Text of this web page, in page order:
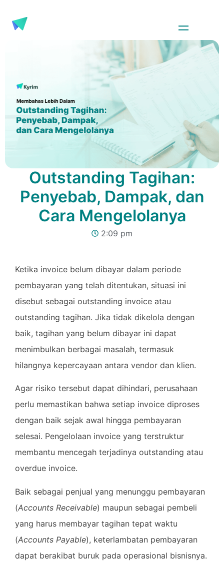
Outstanding Tagihan:
Penyebab, Dampak, dan
Cara Mengelolanya
2:09 pm
Ketika invoice belum dibayar dalam periode
pembayaran yang telah ditentukan, situasi ini
disebut sebagai outstanding invoice atau
outstanding tagihan. Jika tidak dikelola dengan
baik, tagihan yang belum dibayar ini dapat
menimbulkan berbagai masalah, termasuk
hilangnya kepercayaan antara vendor dan klien.
Agar risiko tersebut dapat dihindari, perusahaan
perlu memastikan bahwa setiap invoice diproses
dengan baik sejak awal hingga pembayaran
selesai. Pengelolaan invoice yang terstruktur
membantu mencegah terjadinya outstanding atau
overdue invoice.
Baik sebagai penjual yang menunggu pembayaran
(Accounts Receivable) maupun sebagai pembeli
yang harus membayar tagihan tepat waktu
(Accounts Payable), keterlambatan pembayaran
dapat berakibat buruk pada operasional bisnisnya.